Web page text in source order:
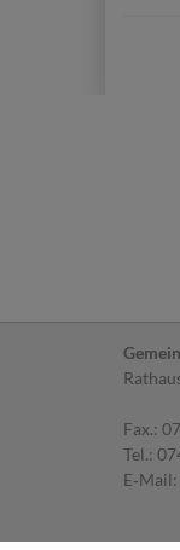
Fax.:
Tel.:
E‐Mail: